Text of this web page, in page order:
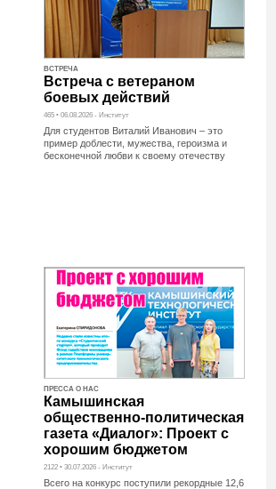
ВСТРЕЧА
Встреча с ветераном
боевых действий
465 • 06.08.2026 - Институт
Для студентов Виталий Иванович – это
пример доблести, мужества, героизма и
бесконечной любви к своему отечеству
ПРЕССА О НАС
Камышинская
общественно-политическая
газета «Диалог»: Проект с
хорошим бюджетом
2122 • 30.07.2026 - Институт
Всего на конкурс поступили рекордные 12,6